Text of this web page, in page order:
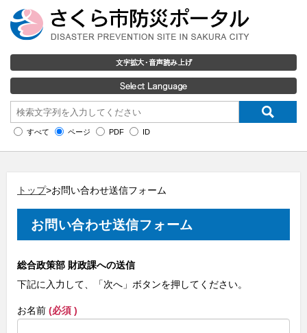
すべて ページ PDF ID
トップ>お問い合わせ送信フォーム
お問い合わせ送信フォーム
総合政策部 財政課への送信
下記に入力して、「次へ」ボタンを押してください。
お名前 (必須 )